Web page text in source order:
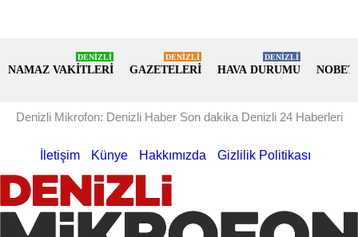
NAMAZ VAKİTLERİ
DENİZLİ
GAZETELERİ
DENİZLİ
HAVA DURUMU
DENİZLİ
Denizli Mikrofon: Denizli Haber Son dakika Denizli 24 Haberleri
İletişim Künye Hakkımızda Gizlilik Politikası